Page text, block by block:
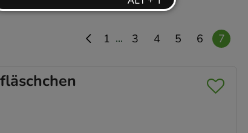
1 ... 3 4 5 6 7